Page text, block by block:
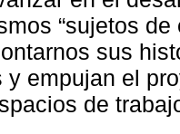
“sujetos
sus
y empujan el
de